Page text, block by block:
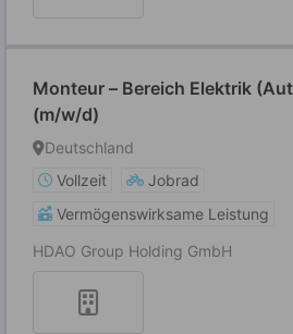
Monteur – Bereich Elektrik
(m/w/d)
Deutschland
Vollzeit
Jobrad
Vermögenswirksame Leistung
HDAO Group Holding GmbH